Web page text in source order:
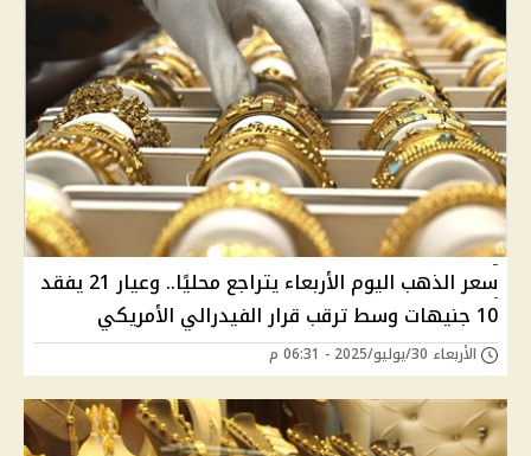
سعر الذهب اليوم الأربعاء يتراجع محليًا.. وعيار 21 يفقد
10 جنيهات وسط ترقب قرار الفيدرالي الأمريكي
الأربعاء 30/يوليو/2025 - 06:31 م